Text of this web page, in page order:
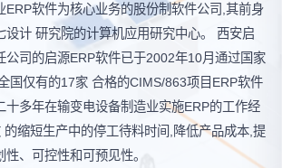
ERP软件为核心业务的股份制软件公司,其前身
设计 研究院的计算机应用研究中心。 西安启
公司的启源ERP软件已于2002年10月通过国家
国仅有的17家 合格的CIMS/863项目ERP软件
十多年在输变电设备制造业实施ERP的工作经
的缩短生产中的停工待料时间,降低产品成本,提
、可控性和可预见性。